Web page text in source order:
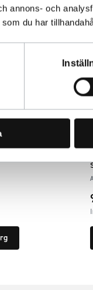
annons- och
du har
höger eller